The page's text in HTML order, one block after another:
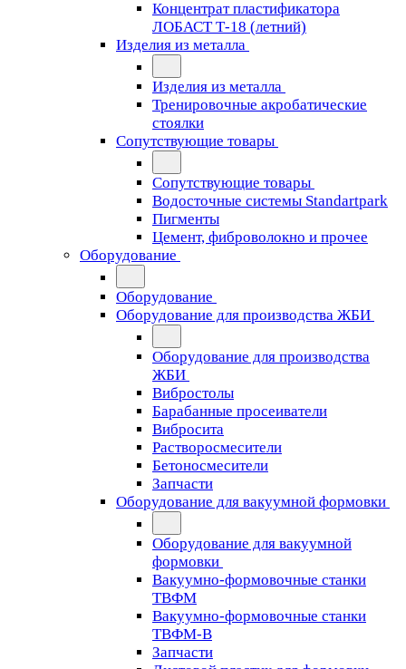
Концентрат пластификатора
ЛОБАСТ Т-18 (летний)
Изделия из металла
Изделия из металла
Тренировочные акробатические
стоялки
Сопутствующие товары
Сопутствующие товары
Водосточные системы Standartpark
Пигменты
Цемент, фиброволокно и прочее
Оборудование
Оборудование
Оборудование для производства ЖБИ
Оборудование для производства
ЖБИ
Вибростолы
Барабанные просеиватели
Вибросита
Растворосмесители
Бетоносмесители
Запчасти
Оборудование для вакуумной формовки
Оборудование для вакуумной
формовки
Вакуумно-формовочные станки
ТВФМ
Вакуумно-формовочные станки
ТВФМ-В
Запчасти